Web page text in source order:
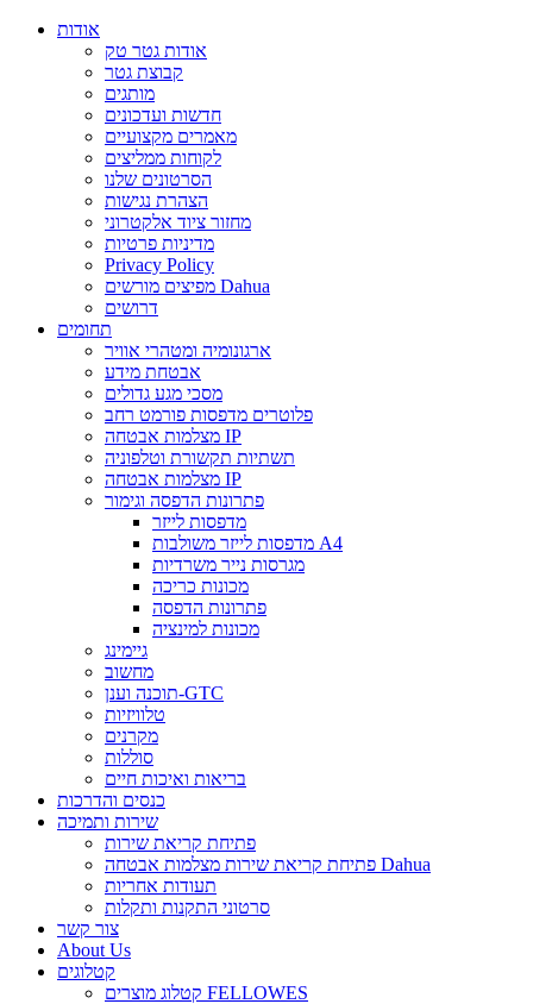
אודות
אודות גטר טק
קבוצת גטר
מותגים
חדשות ועדכונים
מאמרים מקצועיים
לקוחות ממליצים
הסרטונים שלנו
הצהרת נגישות
מחזור ציוד אלקטרוני
מדיניות פרטיות
Privacy Policy
מפיצים מורשים Dahua
דרושים
תחומים
ארגונומיה ומטהרי אוויר
אבטחת מידע
מסכי מגע גדולים
פלוטרים מדפסות פורמט רחב
מצלמות אבטחה IP
תשתיות תקשורת וטלפוניה
מצלמות אבטחה IP
פתרונות הדפסה וגימור
מדפסות לייזר
מדפסות לייזר משולבות A4
מגרסות נייר משרדיות
מכונות כריכה
פתרונות הדפסה
מכונות למינציה
גיימינג
מחשוב
תוכנה וענן-GTC
טלוויזיות
מקרנים
סוללות
בריאות ואיכות חיים
כנסים והדרכות
שירות ותמיכה
פתיחת קריאת שירות
פתיחת קריאת שירות מצלמות אבטחה Dahua
תעודות אחריות
סרטוני התקנות ותקלות
צור קשר
About Us
קטלוגים
קטלוג מוצרים FELLOWES